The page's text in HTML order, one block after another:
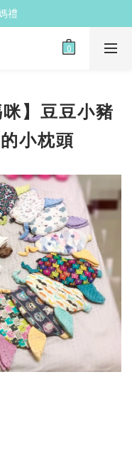
人包
禮
(金箔紫草)
咪】豆豆小豬
小枕頭